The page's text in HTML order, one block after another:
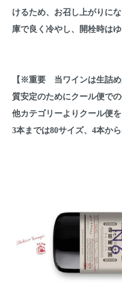
けるため、お召し上がりに
庫で良く冷やし、開栓時は
【※重要 当ワインは生詰め
質安定のためにクール便で
他カテゴリーよりクール便
3本までは80サイズ、4本か